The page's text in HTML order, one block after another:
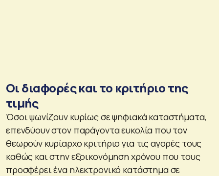
Οι διαφορές και το κριτήριο της
τιμής
Όσοι ψωνίζουν κυρίως σε ψηφιακά καταστήματα,
επενδύουν στον παράγοντα ευκολία που τον
θεωρούν κυρίαρχο κριτήριο για τις αγορές τους
καθώς και στην εξοικονόμηση χρόνου που τους
προσφέρει ένα ηλεκτρονικό κατάστημα σε